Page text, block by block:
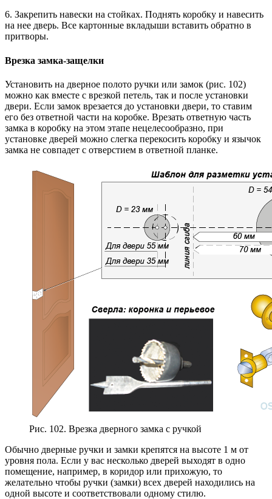
6. Закрепить навески на стойках. Поднять коробку и навесить
на нее дверь. Все картонные вкладыши вставить обратно в
притворы.
Врезка замка-защелки
Установить на дверное полото ручки или замок (рис. 102)
можно как вместе с врезкой петель, так и после установки
двери. Если замок врезается до установки двери, то ставим
его без ответной части на коробке. Врезать ответную часть
замка в коробку на этом этапе нецелесообразно, при
установке дверей можно слегка перекосить коробку и язычок
замка не совпадет с отверстием в ответной планке.
Рис. 102. Врезка дверного замка с ручкой
Обычно дверные ручки и замки крепятся на высоте 1 м от
уровня пола. Если у вас несколько дверей выходят в одно
помещение, например, в коридор или прихожую, то
желательно чтобы ручки (замки) всех дверей находились на
одной высоте и соответствовали одному стилю.